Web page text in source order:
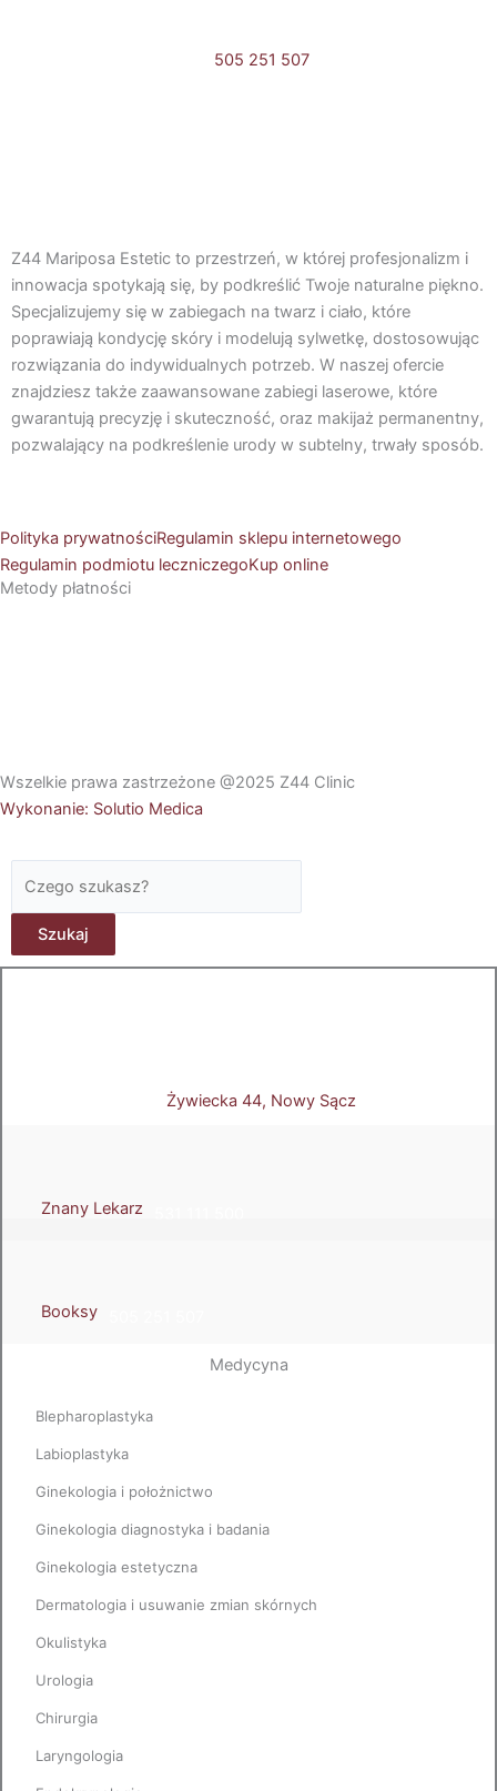
505 251 507
a
c
e
b
o
o
k
n
s
t
a
g
r
a
Z44 Mariposa Estetic to przestrzeń, w której profesjonalizm i
innowacja spotykają się, by podkreślić Twoje naturalne piękno.
Specjalizujemy się w zabiegach na twarz i ciało, które
poprawiają kondycję skóry i modelują sylwetkę, dostosowując
rozwiązania do indywidualnych potrzeb. W naszej ofercie
znajdziesz także zaawansowane zabiegi laserowe, które
gwarantują precyzję i skuteczność, oraz makijaż permanentny,
pozwalający na podkreślenie urody w subtelny, trwały sposób.
Polityka prywatnościRegulamin sklepu internetowego
Regulamin podmiotu leczniczegoKup online
Metody płatności
Wszelkie prawa zastrzeżone @2025 Z44 Clinic
Wykonanie: Solutio Medica
Szukaj
Żywiecka 44, Nowy Sącz
Znany Lekarz
Booksy
Medycyna
Blepharoplastyka
Labioplastyka
Ginekologia i położnictwo
Ginekologia diagnostyka i badania
Ginekologia estetyczna
Dermatologia i usuwanie zmian skórnych
Okulistyka
Urologia
Chirurgia
Laryngologia